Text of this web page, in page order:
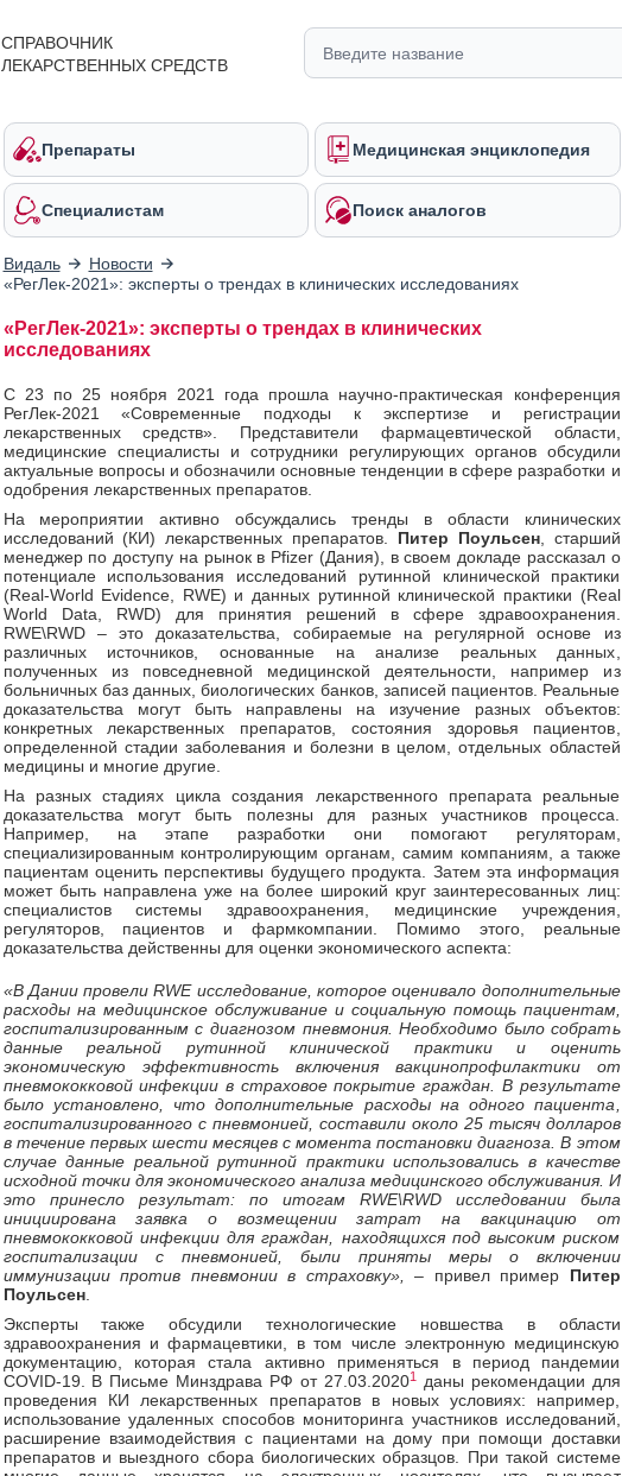
СПРАВОЧНИК
ЛЕКАРСТВЕННЫХ СРЕДСТВ
Препараты Медицинская энциклопедия
Специалистам Поиск аналогов
Видаль
Новости
«РегЛек-2021»: эксперты о трендах в клинических исследованиях
«РегЛек-2021»: эксперты о трендах в клинических
исследованиях
C 23 по 25 ноября 2021 года прошла научно-практическая конференция
РегЛек-2021 «Современные подходы к экспертизе и регистрации
лекарственных средств». Представители фармацевтической области,
медицинские специалисты и сотрудники регулирующих органов обсудили
актуальные вопросы и обозначили основные тенденции в сфере разработки и
одобрения лекарственных препаратов.
На мероприятии активно обсуждались тренды в области клинических
исследований (КИ) лекарственных препаратов. Питер Поульсен, старший
менеджер по доступу на рынок в Pfizer (Дания), в своем докладе рассказал о
потенциале использования исследований рутинной клинической практики
(Real-World Evidence, RWE) и данных рутинной клинической практики (Real
World Data, RWD) для принятия решений в сфере здравоохранения.
RWE\RWD – это доказательства, собираемые на регулярной основе из
различных источников, основанные на анализе реальных данных,
полученных из повседневной медицинской деятельности, например из
больничных баз данных, биологических банков, записей пациентов. Реальные
доказательства могут быть направлены на изучение разных объектов:
конкретных лекарственных препаратов, состояния здоровья пациентов,
определенной стадии заболевания и болезни в целом, отдельных областей
медицины и многие другие.
На разных стадиях цикла создания лекарственного препарата реальные
доказательства могут быть полезны для разных участников процесса.
Например, на этапе разработки они помогают регуляторам,
специализированным контролирующим органам, самим компаниям, а также
пациентам оценить перспективы будущего продукта. Затем эта информация
может быть направлена уже на более широкий круг заинтересованных лиц:
специалистов системы здравоохранения, медицинские учреждения,
регуляторов, пациентов и фармкомпании. Помимо этого, реальные
доказательства действенны для оценки экономического аспекта:
«В Дании провели RWE исследование, которое оценивало дополнительные
расходы на медицинское обслуживание и социальную помощь пациентам,
госпитализированным с диагнозом пневмония. Необходимо было собрать
данные реальной рутинной клинической практики и оценить
экономическую эффективность включения вакцинопрофилактики от
пневмококковой инфекции в страховое покрытие граждан. В результате
было установлено, что дополнительные расходы на одного пациента,
госпитализированного с пневмонией, составили около 25 тысяч долларов
в течение первых шести месяцев с момента постановки диагноза. В этом
случае данные реальной рутинной практики использовались в качестве
исходной точки для экономического анализа медицинского обслуживания. И
это принесло результат: по итогам RWE\RWD исследовании была
инициирована заявка о возмещении затрат на вакцинацию от
пневмококковой инфекции для граждан, находящихся под высоким риском
госпитализации с пневмонией, были приняты меры о включении
иммунизации против пневмонии в страховку»,
– привел пример Питер
Поульсен.
Эксперты также обсудили технологические новшества в области
здравоохранения и фармацевтики, в том числе электронную медицинскую
документацию, которая стала активно применяться в период пандемии
COVID-19. В Письме Минздрава РФ от 27.03.20201даны рекомендации для
проведения КИ лекарственных препаратов в новых условиях: например,
использование удаленных способов мониторинга участников исследований,
расширение взаимодействия с пациентами на дому при помощи доставки
препаратов и выездного сбора биологических образцов. При такой системе